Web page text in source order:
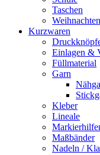
Taschen
Weihnachten
Kurzwaren
Einlagen &
Füllmaterial
Garn
Kleber
Lineale
Maßbänder
Nadeln /